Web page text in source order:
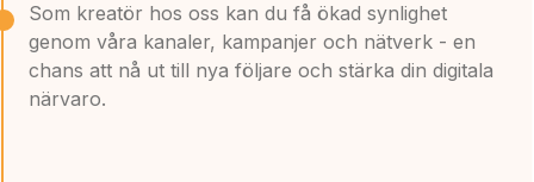
Som kreatör hos oss kan du få ökad synlighet
genom våra kanaler, kampanjer och nätverk - en
chans att nå ut till nya följare och stärka din digitala
närvaro.